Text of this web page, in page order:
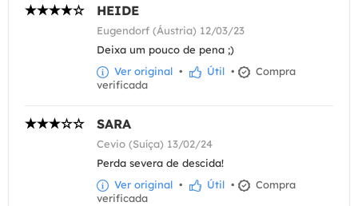
HEIDE
Eugendorf (Áustria) 12/03/23
Deixa um pouco de pena ;)
Ver original • Útil •
Compra
verificada
SARA
Cevio (Suíça) 13/02/24
Perda severa de descida!
Ver original • Útil •
Compra
verificada